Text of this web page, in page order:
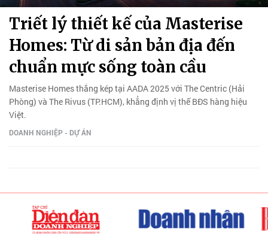
Triết lý thiết kế của Masterise
Homes: Từ di sản bản địa đến
chuẩn mực sống toàn cầu
Masterise Homes thắng kép tại AADA 2025 với The Centric (Hải
Phòng) và The Rivus (TP.HCM), khẳng định vị thế BĐS hàng hiệu
Việt.
DOANH NGHIỆP - DỰ ÁN